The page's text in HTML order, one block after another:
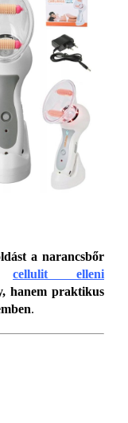
ást a narancsbőr
cellulit elleni
hanem praktikus
.